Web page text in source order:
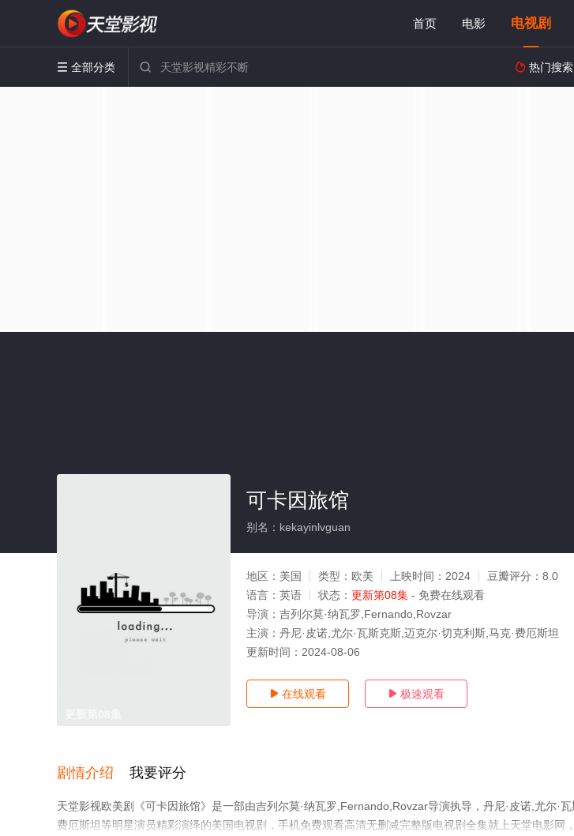
首页 电影 电视剧
 全部分类   热门搜索
可卡因旅馆
别名：kekayinlvguan
地区： 美国 类型： 欧美 上映时间： 2024 豆瓣评分： 8.0
语言： 英语 状态： 更新第08集 - 免费在线观看
导演： 吉列尔莫·纳瓦罗,Fernando,Rovzar
主演： 丹尼·皮诺,尤尔·瓦斯克斯,迈克尔·切克利斯,马克·费厄斯坦
更新时间： 2024-08-06
 在线观看  极速观看
剧情介绍 我要评分
天堂影视欧美剧《可卡因旅馆》是一部由吉列尔莫·纳瓦罗,Fernando,Rovzar导演执导，丹尼·皮诺,尤尔·瓦
费厄斯坦等明星演员精彩演绎的美国电视剧，手机免费观看高清无删减完整版电视剧全集就上天堂电影网